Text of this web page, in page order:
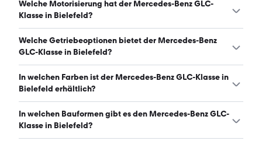
mobile.de, davon 188 Gebraucht- und 0 Neuwagen.
Welche Motorisierung hat der Mercedes-Benz GLC-
Klasse in Bielefeld?
Der Mercedes-Benz GLC-Klasse in Bielefeld hat
Leistungen zwischen 170 und 476 PS. (Stand: 6.8.2026)
Welche Getriebeoptionen bietet der Mercedes-Benz
GLC-Klasse in Bielefeld?
Der Mercedes-Benz GLC-Klasse in Bielefeld ist mit
automatischem Getriebe erhältlich. (Stand: 6.8.2026)
In welchen Farben ist der Mercedes-Benz GLC-Klasse in
Bielefeld erhältlich?
Den Mercedes-Benz GLC-Klasse in Bielefeld gibt es in
folgenden Farben: schwarz, grau, weiß, silber, blau, rot
In welchen Bauformen gibt es den Mercedes-Benz GLC-
Klasse in Bielefeld?